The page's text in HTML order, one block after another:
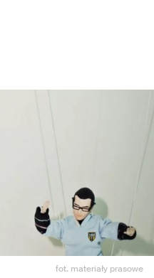
fot. materiały prasowe